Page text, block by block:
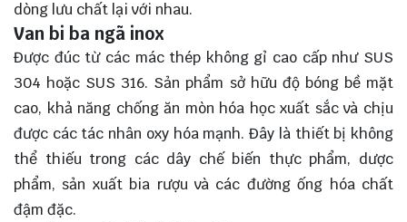
dòng lưu chất lại với nhau.
Van bi ba ngã inox
Được đúc từ các mác thép không gỉ cao cấp như SUS
304 hoặc SUS 316. Sản phẩm sở hữu độ bóng bề mặt
cao, khả năng chống ăn mòn hóa học xuất sắc và chịu
được các tác nhân oxy hóa mạnh. Đây là thiết bị không
thể thiếu trong các dây chế biến thực phẩm, dược
phẩm, sản xuất bia rượu và các đường ống hóa chất
đậm đặc.